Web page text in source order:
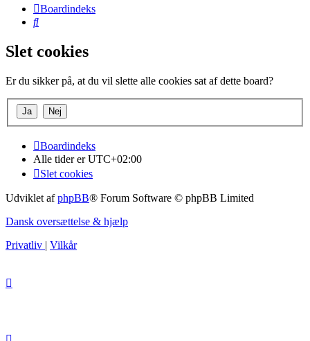
Boardindeks
Søg
Slet cookies
Er du sikker på, at du vil slette alle cookies sat af dette board?
Boardindeks
Alle tider erUTC+02:00
Slet cookies
Udviklet afphpBB® Forum Software © phpBB Limited
Dansk oversættelse & hjælp
Privatliv | Vilkår